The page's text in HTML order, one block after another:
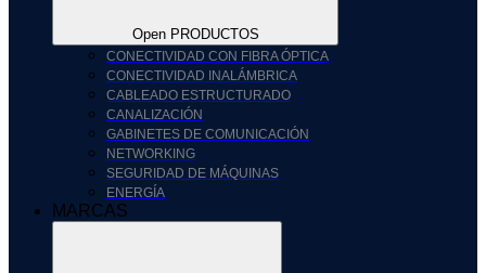
Open PRODUCTOS
CONECTIVIDAD CON FIBRA ÓPTICA
CONECTIVIDAD INALÁMBRICA
CABLEADO ESTRUCTURADO
CANALIZACIÓN
GABINETES DE COMUNICACIÓN
NETWORKING
SEGURIDAD DE MÁQUINAS
ENERGÍA
MARCAS